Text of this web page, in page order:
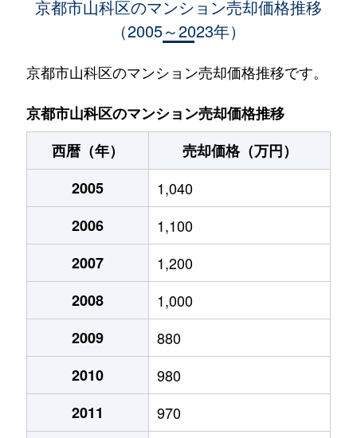
4,000万円 山科
竹鼻堂ノ前町
2,200万円 山科
竹鼻堂ノ前町
2,600万円 山科
竹鼻堂ノ前町
2,900万円 山科
椥辻中在家町
1,300万円
椥辻中在家町
800万円
椥辻西浦町
800万円
椥辻西浦町
1,800万円
椥辻西浦町
2,700万円
椥辻西浦町
1,600万円
椥辻西浦町
2,700万円
京都市山科区のマンション売却価格推移
（2005～2023年）
京都市山科区のマンション売却価格推移です。
京都市山科区のマンション売却価格推移
西暦（年）
売却価格（万円）
2005
1,040
2006
1,100
2007
1,200
2008
1,000
2009
880
2010
980
2011
970